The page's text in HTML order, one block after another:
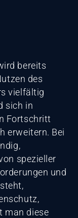
bereits
des
vielfältig
sich in
Fortschritt
erweitern. Bei
spezieller
und
man diese